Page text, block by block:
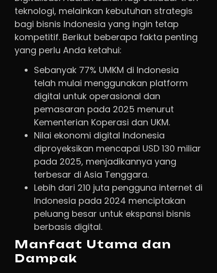
teknologi, melainkan kebutuhan strategis
bagi bisnis Indonesia yang ingin tetap
kompetitif. Berikut beberapa fakta penting
yang perlu Anda ketahui:
Sebanyak 77% UMKM di Indonesia
telah mulai menggunakan platform
digital untuk operasional dan
pemasaran pada 2025 menurut
Kementerian Koperasi dan UKM.
Nilai ekonomi digital Indonesia
diproyeksikan mencapai USD 130 miliar
pada 2025, menjadikannya yang
terbesar di Asia Tenggara.
Lebih dari 210 juta pengguna internet di
Indonesia pada 2024 menciptakan
peluang besar untuk ekspansi bisnis
berbasis digital.
Manfaat Utama dan
Dampak